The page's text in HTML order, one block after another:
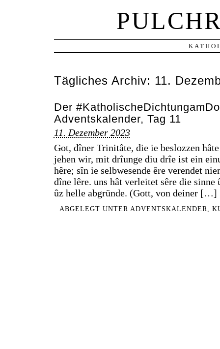
Tägliches Archiv: 11.
Der
Adventskalender, Tag 11
11. Dezember 2023
Got, dîner Trinitâte, die ie beslozzen
jehen wir, mit drîunge diu drîe ist ein
hêre; sîn ie selbwesende êre verendet
dîne lêre. uns hât verleitet sêre die sinne
ûz helle abgründe. (Gott, von deiner […]
ABGELEGT UNTER ADVENTSKALENDER